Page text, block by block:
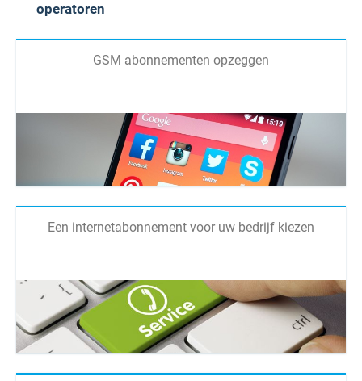
operatoren
GSM abonnementen opzeggen
Een internetabonnement voor uw bedrijf kiezen